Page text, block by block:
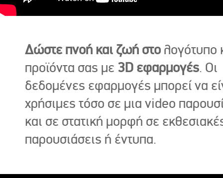
Δώστε πνοή και ζωή στο λογότυπο
προϊόντα σας με 3D εφαρμογές. Οι
δεδομένες εφαρμογές μπορεί να
χρήσιμες τόσο σε μια video
και σε στατική μορφή σε
παρουσιάσεις ή έντυπα.